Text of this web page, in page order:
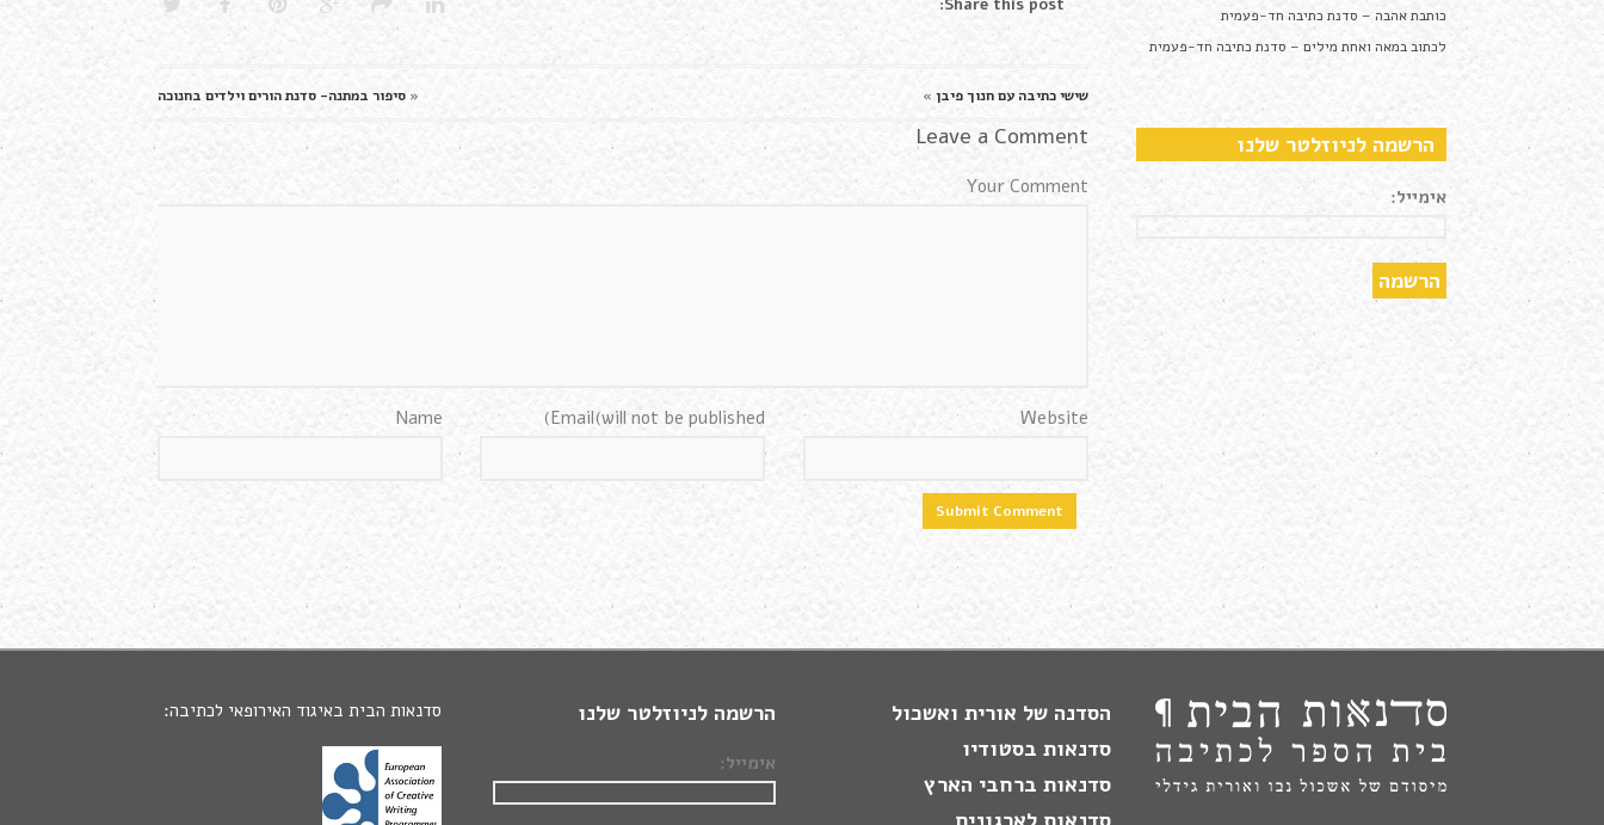
Share this post:
« סיפור במתנה- סדנת הורים וילדים בחנוכה שישי כתיבה עם חנוך פיבן »
Leave a Comment
Your Comment
Name Email(will not be published) Website
כותבת אהבה – סדנת כתיבה חד-פעמית
לכתוב במאה ואחת מילים – סדנת כתיבה חד-פעמית
הרשמה לניוזלטר שלנו
אימייל:
סדנאות הבית באיגוד האירופאי לכתיבה: הרשמה לניוזלטר שלנו
אימייל:
הסדנה של אורית ואשכול
סדנאות בסטודיו
סדנאות ברחבי הארץ